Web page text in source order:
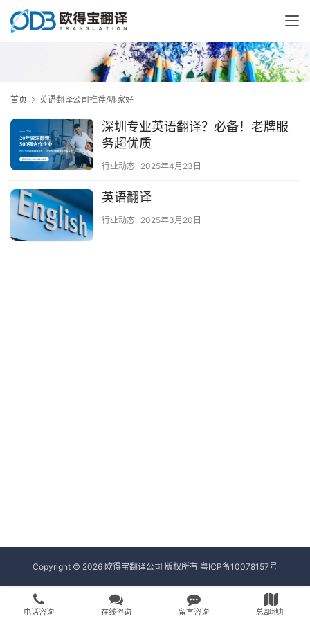
首页 英语翻译公司推荐/哪家好
深圳专业英语翻译？必备！老牌服
务超优质
行业动态 2025年4月23日
英语翻译
行业动态 2025年3月20日
Copyright © 2026 欧得宝翻译公司 版权所有 粤ICP备10078157号
电话咨询 在线咨询 留言咨询 总部地址